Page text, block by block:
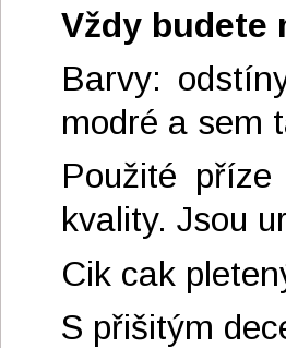
Vždy budete
Barvy:
modré a sem
Použité
kvality. Jsou
Cik cak
S přišitým